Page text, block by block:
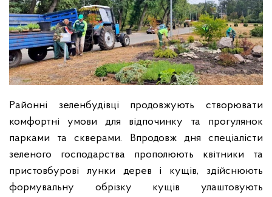
Районні зеленбудівці продовжують створювати
комфортні умови для відпочинку та прогулянок
парками та скверами. Впродовж дня спеціалісти
зеленого господарства прополюють квітники та
пристовбурові лунки дерев і кущів, здійснюють
формувальну обрізку кущів улаштовують